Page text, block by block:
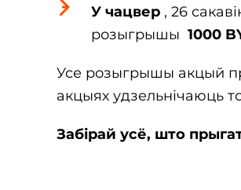
У чацвер , 26
розыгрышы 1000
Усе розыгрышы акцый
акцыях удзельнічаюць
Забірай усё, што